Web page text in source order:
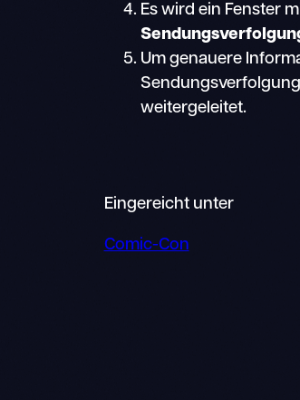
Es wird ein Fenster
Um genauere
weitergeleitet.
Eingereicht unter
Comic-Con